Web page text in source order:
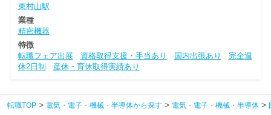
東村山駅
業種
精密機器
特徴
転職フェア出展
資格取得支援・手当あり 国内出張あり
完全週
休2日制
産休・育休取得実績あり
転職TOP 電気・電子・機械・半導体から探す 電気・電子・機械・半導体